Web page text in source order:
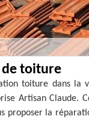
de toiture
toiture dans la
Artisan Claude.
proposer la